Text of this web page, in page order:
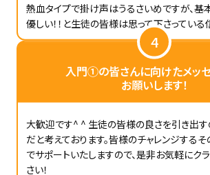
熱血タイプで掛け声はうるさいめですが、基
優しい！！と生徒の皆様は思って下さってい
4
入門①の皆さんに向けたメッ
お願いします！
大歓迎です^ ^ 生徒の皆様の良さを引き出
だと考えております。皆様のチャレンジする
でサポートいたしますので、是非お気軽にク
さい！